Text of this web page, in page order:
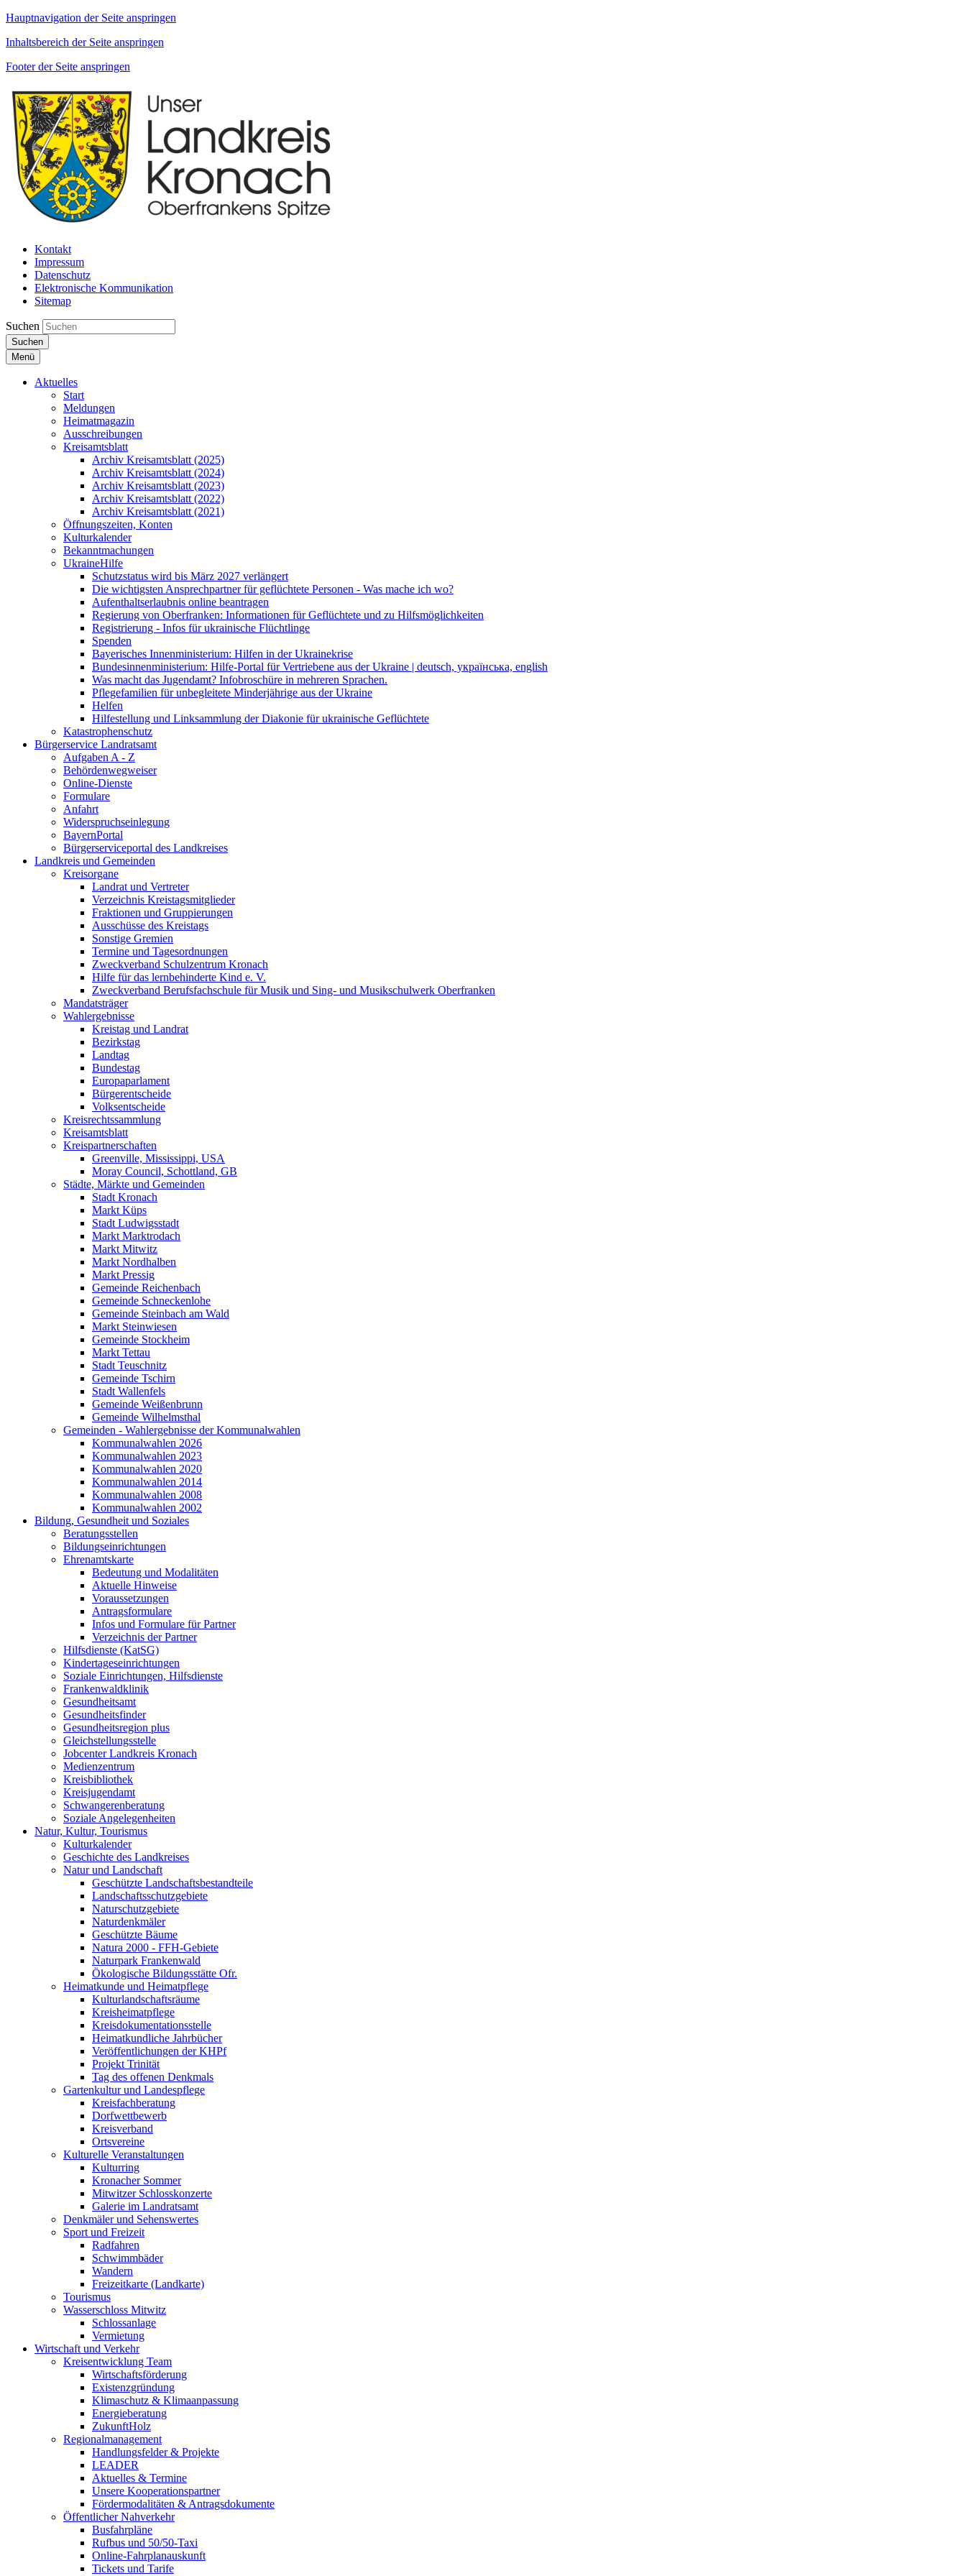
Hauptnavigation der Seite anspringen
Inhaltsbereich der Seite anspringen
Footer der Seite anspringen
Kontakt
Impressum
Datenschutz
Elektronische Kommunikation
Sitemap
Suchen
Suchen
Menü
Aktuelles
Start
Meldungen
Heimatmagazin
Ausschreibungen
Kreisamtsblatt
Archiv Kreisamtsblatt (2025)
Archiv Kreisamtsblatt (2024)
Archiv Kreisamtsblatt (2023)
Archiv Kreisamtsblatt (2022)
Archiv Kreisamtsblatt (2021)
Öffnungszeiten, Konten
Kulturkalender
Bekanntmachungen
UkraineHilfe
Schutzstatus wird bis März 2027 verlängert
Die wichtigsten Ansprechpartner für geflüchtete Personen - Was mache ich wo?
Aufenthaltserlaubnis online beantragen
Regierung von Oberfranken: Informationen für Geflüchtete und zu Hilfsmöglichkeiten
Registrierung - Infos für ukrainische Flüchtlinge
Spenden
Bayerisches Innenministerium: Hilfen in der Ukrainekrise
Bundesinnenministerium: Hilfe-Portal für Vertriebene aus der Ukraine | deutsch, українська, english
Was macht das Jugendamt? Infobroschüre in mehreren Sprachen.
Pflegefamilien für unbegleitete Minderjährige aus der Ukraine
Helfen
Hilfestellung und Linksammlung der Diakonie für ukrainische Geflüchtete
Katastrophenschutz
Bürgerservice Landratsamt
Aufgaben A - Z
Behördenwegweiser
Online-Dienste
Formulare
Anfahrt
Widerspruchseinlegung
BayernPortal
Bürgerserviceportal des Landkreises
Landkreis und Gemeinden
Kreisorgane
Landrat und Vertreter
Verzeichnis Kreistagsmitglieder
Fraktionen und Gruppierungen
Ausschüsse des Kreistags
Sonstige Gremien
Termine und Tagesordnungen
Zweckverband Schulzentrum Kronach
Hilfe für das lernbehinderte Kind e. V.
Zweckverband Berufsfachschule für Musik und Sing- und Musikschulwerk Oberfranken
Mandatsträger
Wahlergebnisse
Kreistag und Landrat
Bezirkstag
Landtag
Bundestag
Europaparlament
Bürgerentscheide
Volksentscheide
Kreisrechtssammlung
Kreisamtsblatt
Kreispartnerschaften
Greenville, Mississippi, USA
Moray Council, Schottland, GB
Städte, Märkte und Gemeinden
Stadt Kronach
Markt Küps
Stadt Ludwigsstadt
Markt Marktrodach
Markt Mitwitz
Markt Nordhalben
Markt Pressig
Gemeinde Reichenbach
Gemeinde Schneckenlohe
Gemeinde Steinbach am Wald
Markt Steinwiesen
Gemeinde Stockheim
Markt Tettau
Stadt Teuschnitz
Gemeinde Tschirn
Stadt Wallenfels
Gemeinde Weißenbrunn
Gemeinde Wilhelmsthal
Gemeinden - Wahlergebnisse der Kommunalwahlen
Kommunalwahlen 2026
Kommunalwahlen 2023
Kommunalwahlen 2020
Kommunalwahlen 2014
Kommunalwahlen 2008
Kommunalwahlen 2002
Bildung, Gesundheit und Soziales
Beratungsstellen
Bildungseinrichtungen
Ehrenamtskarte
Bedeutung und Modalitäten
Aktuelle Hinweise
Voraussetzungen
Antragsformulare
Infos und Formulare für Partner
Verzeichnis der Partner
Hilfsdienste (KatSG)
Kindertageseinrichtungen
Soziale Einrichtungen, Hilfsdienste
Frankenwaldklinik
Gesundheitsamt
Gesundheitsfinder
Gesundheitsregion plus
Gleichstellungsstelle
Jobcenter Landkreis Kronach
Medienzentrum
Kreisbibliothek
Kreisjugendamt
Schwangerenberatung
Soziale Angelegenheiten
Natur, Kultur, Tourismus
Kulturkalender
Geschichte des Landkreises
Natur und Landschaft
Geschützte Landschaftsbestandteile
Landschaftsschutzgebiete
Naturschutzgebiete
Naturdenkmäler
Geschützte Bäume
Natura 2000 - FFH-Gebiete
Naturpark Frankenwald
Ökologische Bildungsstätte Ofr.
Heimatkunde und Heimatpflege
Kulturlandschaftsräume
Kreisheimatpflege
Kreisdokumentationsstelle
Heimatkundliche Jahrbücher
Veröffentlichungen der KHPf
Projekt Trinität
Tag des offenen Denkmals
Gartenkultur und Landespflege
Kreisfachberatung
Dorfwettbewerb
Kreisverband
Ortsvereine
Kulturelle Veranstaltungen
Kulturring
Kronacher Sommer
Mitwitzer Schlosskonzerte
Galerie im Landratsamt
Denkmäler und Sehenswertes
Sport und Freizeit
Radfahren
Schwimmbäder
Wandern
Freizeitkarte (Landkarte)
Tourismus
Wasserschloss Mitwitz
Schlossanlage
Vermietung
Wirtschaft und Verkehr
Kreisentwicklung Team
Wirtschaftsförderung
Existenzgründung
Klimaschutz & Klimaanpassung
Energieberatung
ZukunftHolz
Regionalmanagement
Handlungsfelder & Projekte
LEADER
Aktuelles & Termine
Unsere Kooperationspartner
Fördermodalitäten & Antragsdokumente
Öffentlicher Nahverkehr
Busfahrpläne
Rufbus und 50/50-Taxi
Online-Fahrplanauskunft
Tickets und Tarife